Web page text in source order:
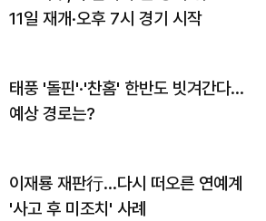
11일 재개·오후 7시 경기 시작
태풍 '돌핀'·'찬홈' 한반도 빗겨간다…
예상 경로는?
이재룡 재판行…다시 떠오른 연예계
'사고 후 미조치' 사례